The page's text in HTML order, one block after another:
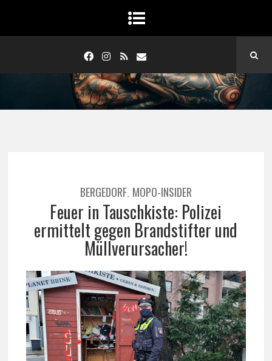
BERGEDORF, MOPO-INSIDER
Feuer in Tauschkiste: Polizei
ermittelt gegen Brandstifter und
Müllverursacher!